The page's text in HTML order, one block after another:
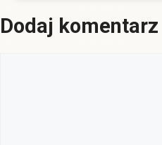
Dodaj komentarz